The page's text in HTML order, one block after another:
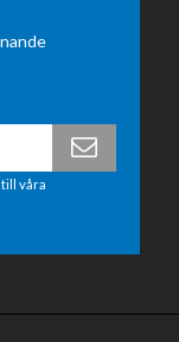
våra